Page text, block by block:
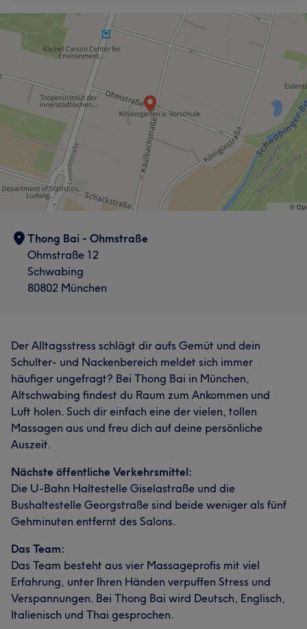
Thong Bai - Ohmstraße
Ohmstraße 12
Schwabing
80802 München
Der Alltagsstress schlägt dir aufs Gemüt und dein
Schulter- und Nackenbereich meldet sich immer
häufiger ungefragt? Bei Thong Bai in München,
Altschwabing findest du Raum zum Ankommen und
Luft holen. Such dir einfach eine der vielen, tollen
Massagen aus und freu dich auf deine persönliche
Auszeit.
Nächste öffentliche Verkehrsmittel:
Die U-Bahn Haltestelle Giselastraße und die
Bushaltestelle Georgstraße sind beide weniger als fünf
Gehminuten entfernt des Salons.
Das Team:
Das Team besteht aus vier Massageprofis mit viel
Erfahrung, unter Ihren Händen verpuffen Stress und
Verspannungen. Bei Thong Bai wird Deutsch, Englisch,
Italienisch und Thai gesprochen.